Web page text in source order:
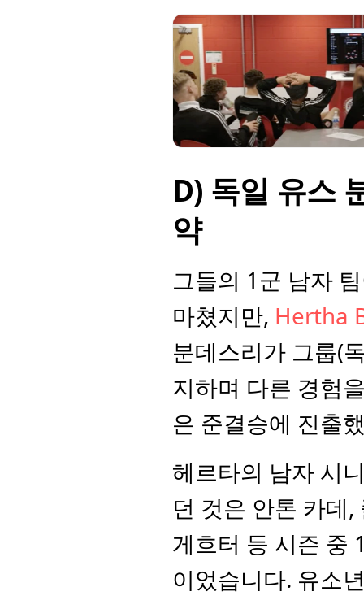
D) 독일 유스
약
그들의 1군 남자
마쳤지만, Hertha
분데스리가 그룹(
지하며 다른 경험
은 준결승에 진출
헤르타의 남자 시
던 것은 안톤 카데
게흐터 등 시즌 중
이었습니다. 유소